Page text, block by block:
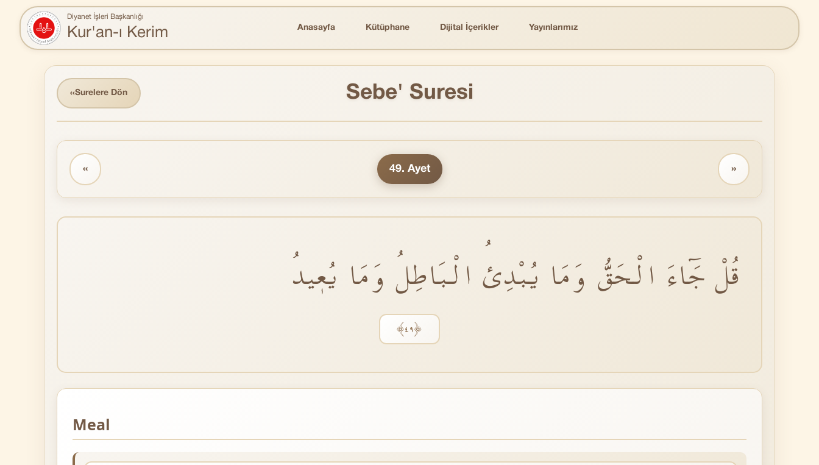
Diyanet İşleri Başkanlığı
Kur'an-ı Kerim Anasayfa Kütüphane Dijital İçerikler Yayınlarımız
‹‹Surelere Dön Sebe' Suresi
‹‹ 49. Ayet ››
قُلْ جَٓاءَ الْحَقُّ وَمَا يُبْدِئُ الْبَاطِلُ وَمَا يُعٖيدُ
﴿٤٩﴾
Meal